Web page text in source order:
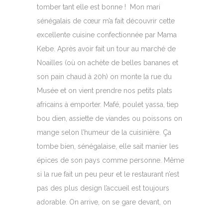
tomber tant elle est bonne ! Mon mari
sénégalais de cœur m’a fait découvrir cette
excellente cuisine confectionnée par Mama
Kebe. Après avoir fait un tour au marché de
Noailles (où on achète de belles bananes et
son pain chaud à 20h) on monte la rue du
Musée et on vient prendre nos petits plats
africains à emporter. Mafé, poulet yassa, tiep
bou dien, assiette de viandes ou poissons on
mange selon l’humeur de la cuisinière. Ça
tombe bien, sénégalaise, elle sait manier les
épices de son pays comme personne. Même
si la rue fait un peu peur et le restaurant n’est
pas des plus design l’accueil est toujours
adorable. On arrive, on se gare devant, on